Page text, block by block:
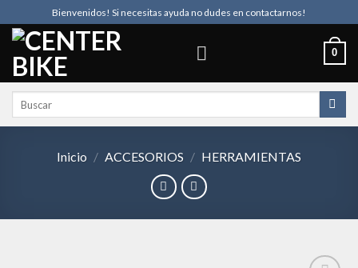
to
content
Bienvenidos! Si necesitas ayuda no dudes en contactarnos!
0
Inicio / ACCESORIOS / HERRAMIENTAS